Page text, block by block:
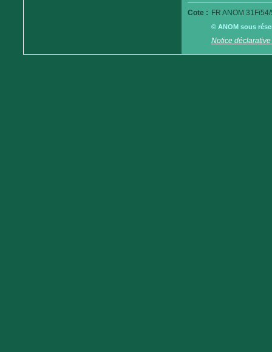
Cote : FR ANOM
© ANOM sous
Notice